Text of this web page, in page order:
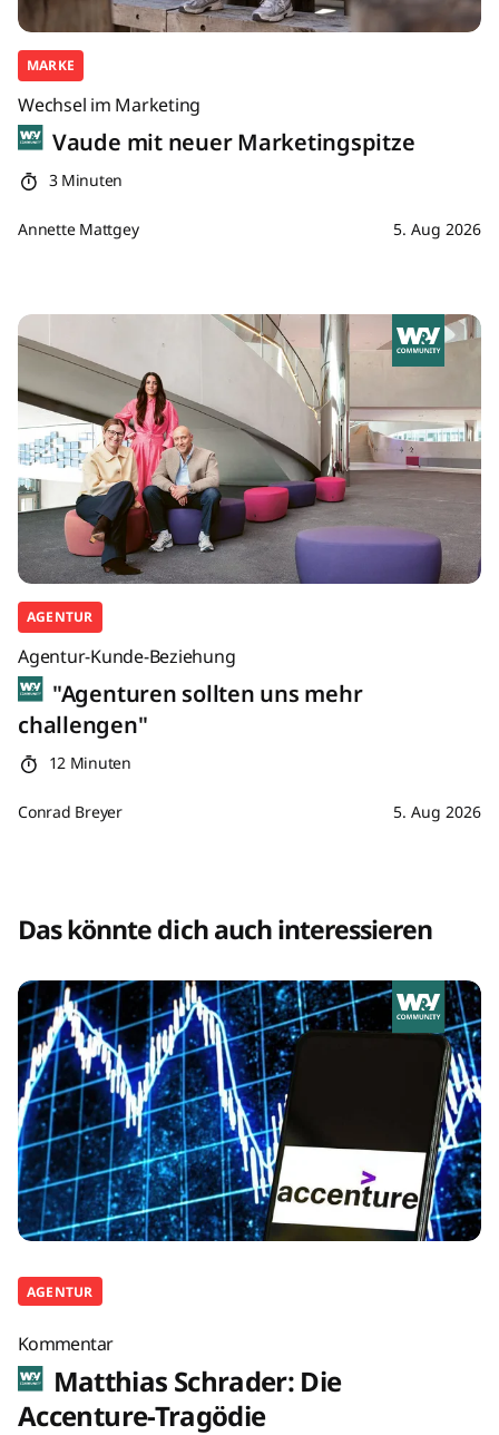
MARKE
Wechsel im Marketing
Vaude mit neuer Marketingspitze
3 Minuten
Annette Mattgey 5. Aug 2026
AGENTUR
Agentur-Kunde-Beziehung
"Agenturen sollten uns mehr
challengen"
12 Minuten
Conrad Breyer 5. Aug 2026
Das könnte dich auch interessieren
AGENTUR
Kommentar
Matthias Schrader: Die
Accenture-Tragödie